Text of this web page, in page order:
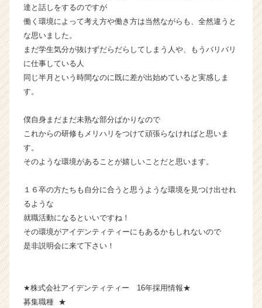
長
企
ら
カ
が
届
活
イ
チ
ア
ャ
（C
達と話しをするのですが
働く環境によって考え方や働き方は当然ながらも、全然違うと
な思いました。
まだ学生気分が抜けずだらだらしてしまう人や、もうバリバリ
に仕事している人
同じ半月という時間なのに既に差が出始めていると実感しま
す。
僕自身まだまだ未熟な部分ばかりなので
これからの研修もメリハリをつけて頑張らなければと思いま
す。
そのような環境があることが嬉しいことだと思います。
１６卒の方たちも自分に合うと思うような環境を見つけ出せれ
るような
就職活動になるといいですね！
その環境がアイデンティティーにもあるかもしれないので
是非説明会に来て下さい！
★株式会社アイデンティティー 16年採用情報★
募集職種 ★